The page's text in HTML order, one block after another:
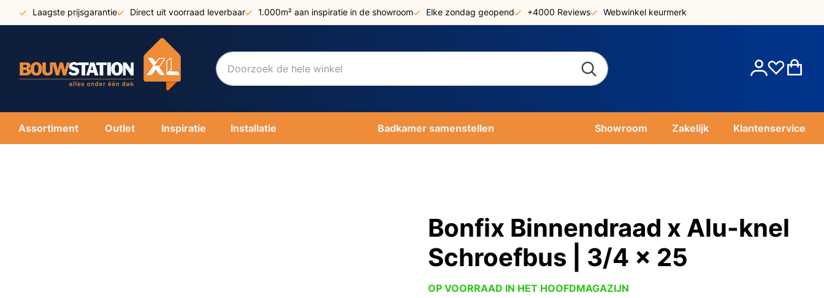
Ga
naar
Laagste prijsgarantie Direct uit voorraad leverbaar 1.000m² aan inspiratie in de showroom Elke zondag geopend +4000 Reviews Webwinkel keurmerk
Account
Assortiment Outlet Inspiratie Installatie Badkamer samenstellen Showroom Zakelijk Klantenservice
Bonfix Binnendraad x Alu-knel
Schroefbus | 3/4 x 25
OP VOORRAAD IN HET HOOFDMAGAZIJN